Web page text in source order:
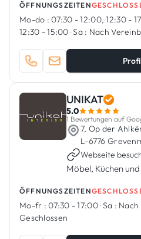
ÖFFNUNGSZEITEN
Mo-do : 07:30 - 12:00, 12:30 -
12:30 - 15:00 ·Sa : Nach
UNIKAT
5.0
1 Bewertungen auf
7, Op der
L-6776
Webseite
Möbel, Küchen
ÖFFNUNGSZEITEN
Mo-fr : 07:30 - 17:00·Sa :
Geschlossen